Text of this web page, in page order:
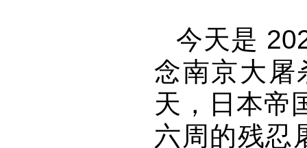
今天是
念南京大屠
天，日本帝
六周的残忍